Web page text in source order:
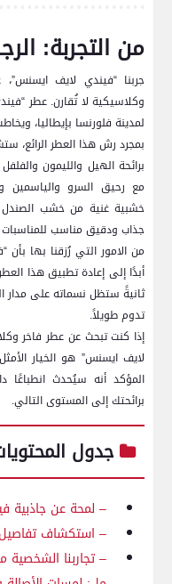
من التجربة:
جربنا “فيندي لايف
وكلاسيكية لا تُقارن. عطر
لمدينة فلورنسا بإيطاليا،
بمجرد رش هذا العطر الرائع،
برائحة الهيل والليمون
مع رحيق السرو والياسمين
خشبية غنية من خشب الصندل
جذاب ودقيق مناسب
من الامور التي رُزقنا بها
أبدًا إلى إعادة تطبيق هذا
ثانيةً ستظل نسماته على مدار
تدوم طويلاً.
إذا كنت تبحث عن عطر فاخر
لايف ايسنس” هو الخيار
المؤكد أنه سيُحدث انطباعًا
برائحتك إلى المستوى التالي.
جدول
– لمحة عن جاذبية
– استكشاف تفاصيل